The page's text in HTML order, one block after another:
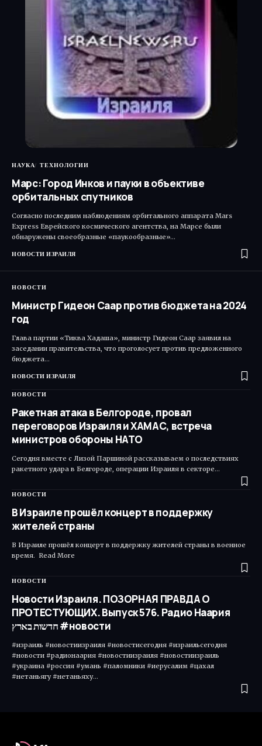
НАУКА ТЕХНОЛОГИИ
Марс: Город Инков и пауки в объективе
орбитальных спутников
Согласно последним наблюдениям орбитального аппарата Mars
Express Еврейского космического агентства, на Марсе были
обнаружены своеобразные «паукообразные»…
НОВОСТИ ИЗРАИЛЯ
НОВОСТИ
Министр Гидеон Саар против бюджета на 2024
год
Глава партии «Тиква Хадаша», министр Гидеон Саар заявил на
заседании правительства, что проголосует против предложенного
бюджета…
НОВОСТИ ИЗРАИЛЯ
НОВОСТИ
Ракетная атака в Белгороде, провал
переговоров Израиля и ХАМАС, встреча
министров обороны НАТО
Сегодня вместе с Лизой Паршиной рассказываем о последствиях
ракетного удара в Белгороде, операции Израиля в секторе…
НОВОСТИ
В Израиле прошёл концерт в поддержку
жителей страны
В Израиле прошёл концерт в поддержку жителей страны в военное
время. ​ Read More
НОВОСТИ
Новости Израиля. ПОЗОРНАЯ ПРАВДА О
ПРОТЕСТУЮЩИХ. Выпуск 576. Радио Наария
חדשות בארץ #новости
#израиль #новостиизраиля #новостисегодня #израильсегодня
#новости #радионаария #новостиизраиля #новостиизраиль
#украина #россия #умань #паломники #иерусалим #цахал
#нетаньягу #нетаньяху…